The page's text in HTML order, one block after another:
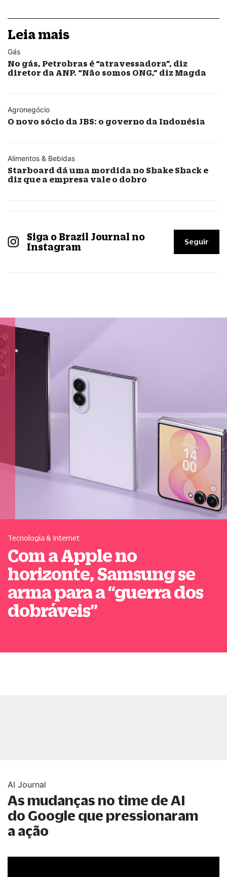
Leia mais
Gás
No gás, Petrobras é “atravessadora”, diz
diretor da ANP. “Não somos ONG,” diz Magda
Agronegócio
O novo sócio da JBS: o governo da Indonésia
Alimentos & Bebidas
Starboard dá uma mordida no Shake Shack e
diz que a empresa vale o dobro
Siga o Brazil Journal no
Instagram
Seguir
Tecnologia & Internet
Com a Apple no
horizonte, Samsung se
arma para a“guerra dos
dobráveis”
AI Journal
As mudanças no time de AI
do Google que pressionaram
a ação